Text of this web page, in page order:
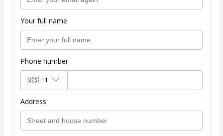
Your full name
Phone number
🇺🇸 +1
Address